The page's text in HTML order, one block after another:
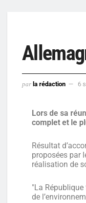
par la rédaction 6
Lors de sa
complet et le
Résultat
proposées par
réalisation de
"La
de